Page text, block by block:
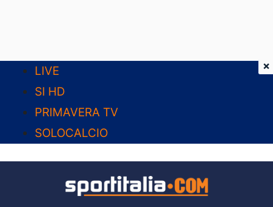
contenuto
LIVE
SI HD
PRIMAVERA TV
SOLOCALCIO
×